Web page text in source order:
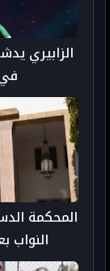
الزابيري
المحكمة
النواب